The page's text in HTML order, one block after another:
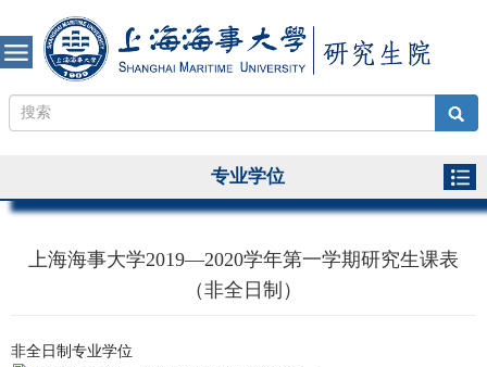
专业学位
上海海事大学2019—2020学年第一学期研究生课表
（非全日制）
非全日制专业学位